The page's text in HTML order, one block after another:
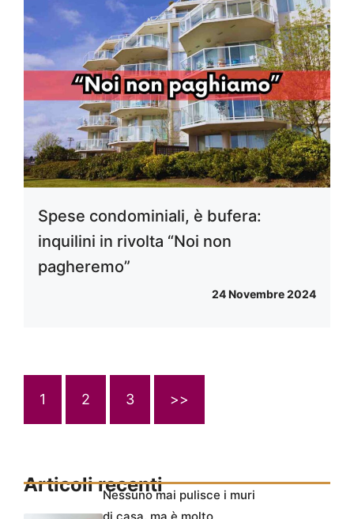
Spese condominiali, è bufera:
inquilini in rivolta “Noi non
pagheremo”
24 Novembre 2024
1 2 3 >>
Articoli recentiNessuno mai pulisce i muri